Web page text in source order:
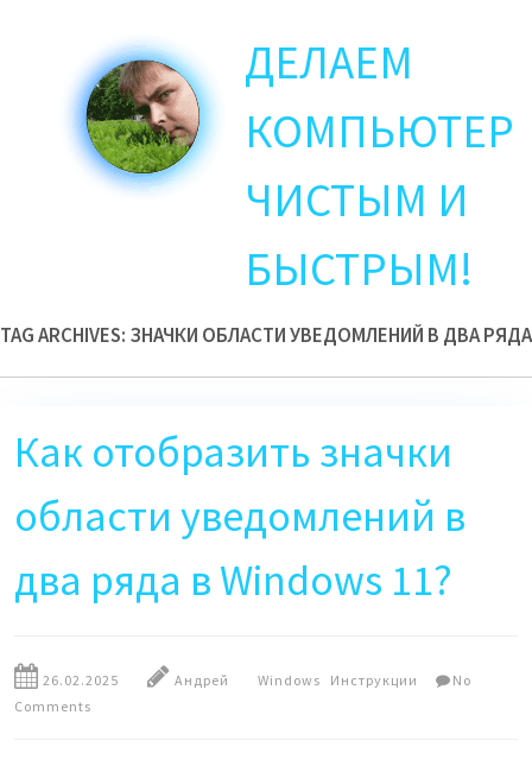
ДЕЛАЕМ
КОМПЬЮТЕР
ЧИСТЫМ И
БЫСТРЫМ!
TAG ARCHIVES: ЗНАЧКИ ОБЛАСТИ УВЕДОМЛЕНИЙ В ДВА РЯДА
Как отобразить значки
области уведомлений в
два ряда в Windows 11?
26.02.2025 Андрей Windows Инструкции
No
Comments